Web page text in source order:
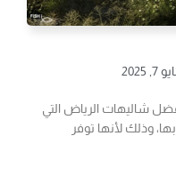
7, 2025
شاليهات الرياض التي
وذلك لأنها توفر